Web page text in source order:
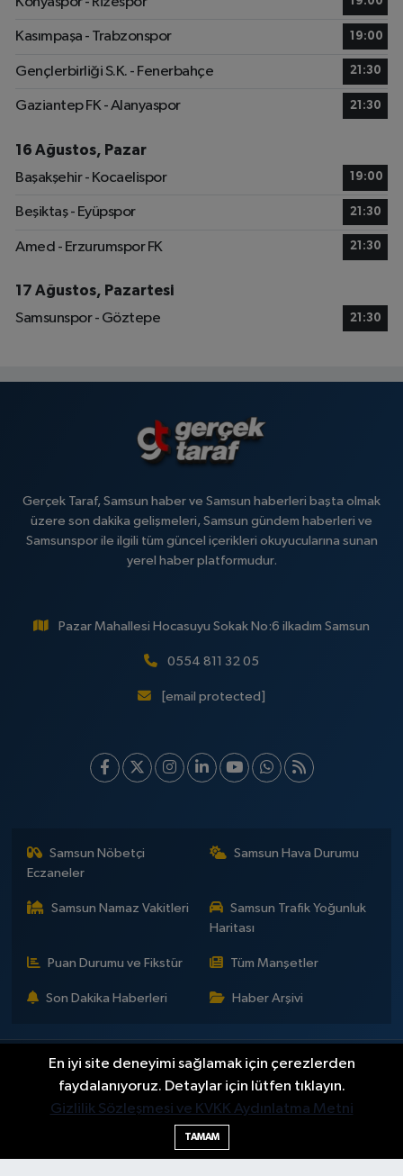
Kasımpaşa - Trabzonspor 19:00
Gençlerbirliği S.K. - Fenerbahçe 21:30
Gaziantep FK - Alanyaspor 21:30
16 Ağustos, Pazar
Başakşehir - Kocaelispor
19:00
Beşiktaş - Eyüpspor 21:30
Amed - Erzurumspor FK 21:30
17 Ağustos, Pazartesi
Samsunspor - Göztepe
21:30
Gerçek Taraf, Samsun haber ve Samsun haberleri başta olmak
üzere son dakika gelişmeleri, Samsun gündem haberleri ve
Samsunspor ile ilgili tüm güncel içerikleri okuyucularına sunan
yerel haber platformudur.
Pazar Mahallesi Hocasuyu Sokak No:6 ilkadım Samsun
0554 811 32 05
[email protected]
Samsun Nöbetçi
Eczaneler
Samsun Hava Durumu
Samsun Namaz Vakitleri
Samsun Trafik Yoğunluk
Haritası
Puan Durumu ve Fikstür Tüm Manşetler
Son Dakika Haberleri Haber Arşivi
İLETİŞİM KÜNYE
Gizlilik Sözleşmesi
Yayın Politikaları ve Kullanım Şartları
Yayın İlkeleri
Hakkımızda
Okan Çakır kimdir?
BİLİM DÜNYA EĞİTİM EKONOMİ
GENEL
SAMSUNSPOR KÜLTÜR - SANAT
SAMSUN HABER
YAŞAM
YEMEK
En iyi site deneyimi sağlamak için çerezlerden
faydalanıyoruz. Detaylar için lütfen tıklayın.
Gizlilik Sözleşmesi ve KVKK Aydınlatma Metni
TAMAM